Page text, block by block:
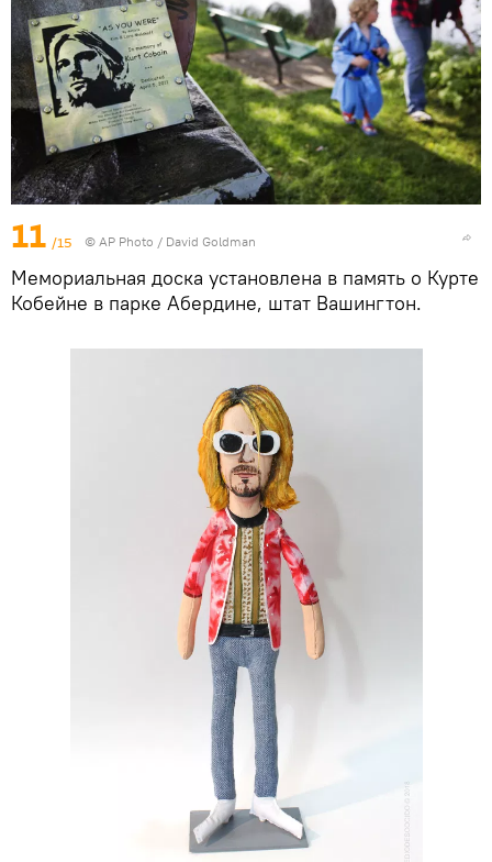
11 /15 © AP Photo / David Goldman
Мемориальная доска установлена ​​в память о Курте
Кобейне в парке Абердине, штат Вашингтон.